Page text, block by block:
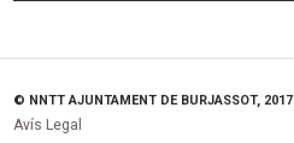
© NNTT AJUNTAMENT DE BURJASSOT, 2017
Avís Legal